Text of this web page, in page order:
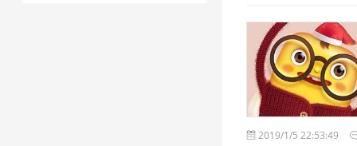
2019/1/5 22:53:49